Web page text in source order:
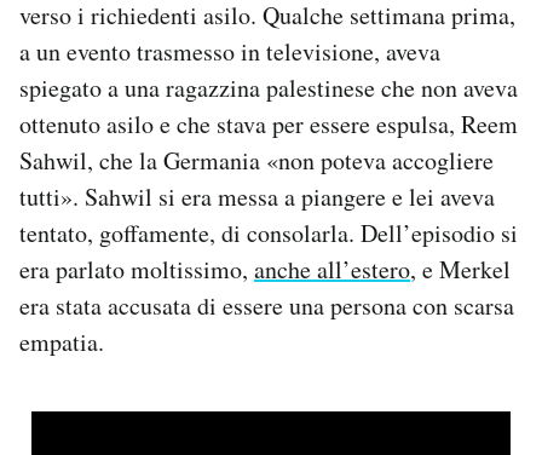
verso i richiedenti asilo. Qualche settimana prima,
a un evento trasmesso in televisione, aveva
spiegato a una ragazzina palestinese che non aveva
ottenuto asilo e che stava per essere espulsa, Reem
Sahwil, che la Germania «non poteva accogliere
tutti». Sahwil si era messa a piangere e lei aveva
tentato, goffamente, di consolarla. Dell’episodio si
era parlato moltissimo, anche all’estero, e Merkel
era stata accusata di essere una persona con scarsa
empatia.